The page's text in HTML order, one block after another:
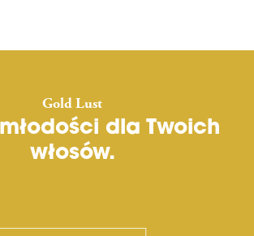
Gold Lust
dla Twoich
włosów.